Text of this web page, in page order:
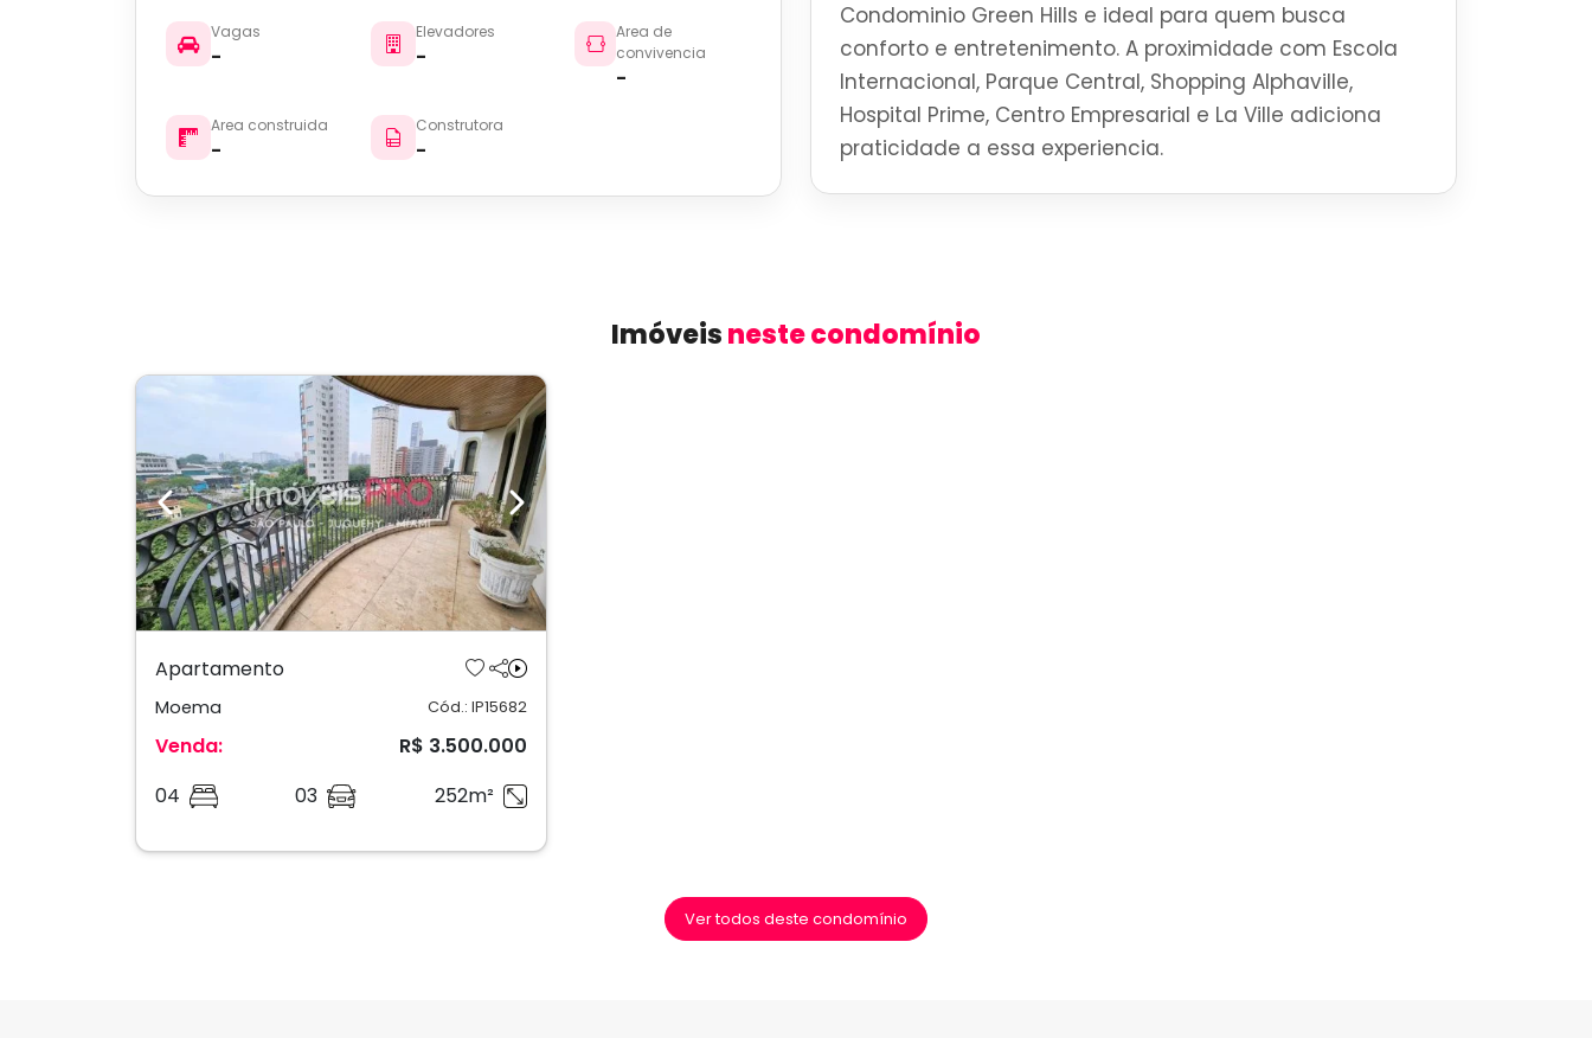
Vagas
-
Elevadores
-
Area de
convivencia
-
Area construida
-
Construtora
-
Condominio Green Hills e ideal para quem busca
conforto e entretenimento. A proximidade com Escola
Internacional, Parque Central, Shopping Alphaville,
Hospital Prime, Centro Empresarial e La Ville adiciona
praticidade a essa experiencia.
Imóveisneste condomínio
Previous Next
Apartamento
Moema Cód.: IP15682
Venda:
R$ 3.500.000
04
03 252m²
Ver todos deste condomínio